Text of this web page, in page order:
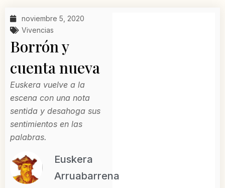
e
b
o
o
k
-
f
t
a
r
a
m
w
t
e
r
t
noviembre 5, 2020
Vivencias
Borrón y
cuenta nueva
Euskera vuelve a la
escena con una nota
sentida y desahoga sus
sentimientos en las
palabras.
Euskera
Arruabarrena